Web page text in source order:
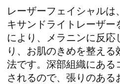
レーザーフェイシャルは
キサンドライトレーザー
により、メラニンに反応
り、お肌のきめを整え
法です。深部組織にある
されるので、張りのある